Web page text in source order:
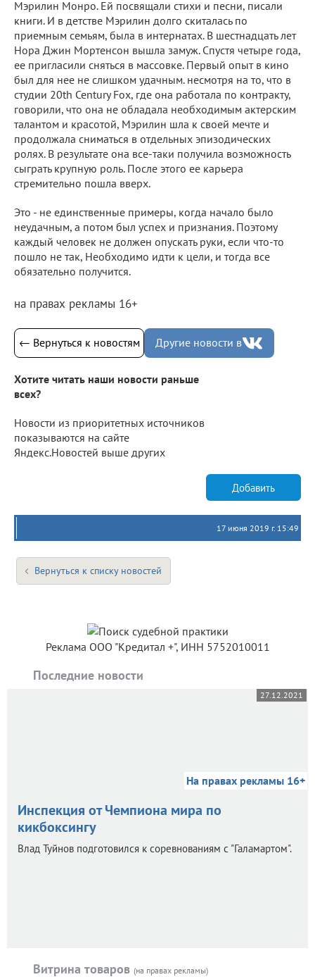
Мэрилин Монро. Ей посвящали стихи и песни, писали
книги. И в детстве Мэрилин долго скиталась по
приемным семьям, была в интернатах. В шестнадцать лет
Нора Джин Мортенсон вышла замуж. Спустя четыре года,
ее пригласили сняться в массовке. Первый опыт в кино
был для нее не слишком удачным. несмотря на то, что в
студии 20th Century Fox, где она работала по контракту,
говорили, что она не обладала необходимым актерским
талантом и красотой, Мэрилин шла к своей мечте и
продолжала сниматься в отдельных эпизодических
ролях. В результате она все-таки получила возможность
сыграть крупную роль. После этого ее карьера
стремительно пошла вверх.
Это - не единственные примеры, когда начало было
неудачным, а потом был успех и признания. Поэтому
каждый человек не должен опускать руки, если что-то
пошло не так, Необходимо идти к цели, и тогда все
обязательно получится.
на правах рекламы 16+
← Вернуться к новостям Другие новости в
Хотите читать наши новости раньше
всех?
Новости из приоритетных источников
показываются на сайте
Яндекс.Новостей выше других
Добавить
17 июня 2019 г. 15:49
Вернуться к списку новостей
Реклама ООО "Кредитал +", ИНН 5752010011
Последние новости
27.12.2021
На правах рекламы 16+
Инспекция от Чемпиона мира по
кикбоксингу
Влад Туйнов подготовился к соревнованиям с "Галамартом".
Витрина товаров (на правах рекламы)